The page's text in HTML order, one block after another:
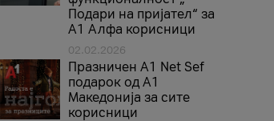
Подари на пријател“ за
А1 Алфа корисници
02.02.2026
Празничен A1 Net Sеf
подарок од А1
Македонија за сите
корисници